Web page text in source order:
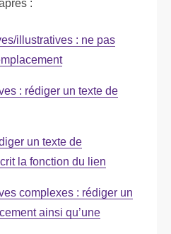
:
illustratives : ne pas
: rédiger un texte de
un texte de
la fonction du lien
complexes : rédiger un
ainsi qu’une